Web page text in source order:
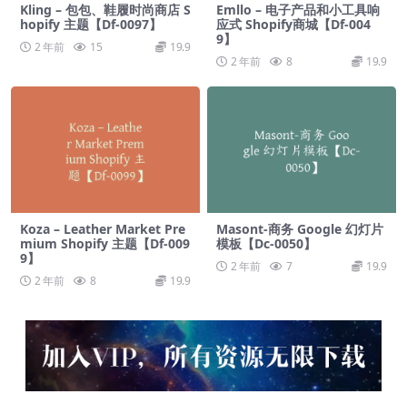
Kling – 包包、鞋履时尚商店 S
hopify 主题【Df-0097】
2 年前 15 19.9
Emllo – 电子产品和小工具响
应式 Shopify商城【Df-004
9】
2 年前 8 19.9
Koza – Leather Market Pre
mium Shopify 主题【Df-009
9】
2 年前 8 19.9
Masont-商务 Google 幻灯片
模板【Dc-0050】
2 年前 7 19.9